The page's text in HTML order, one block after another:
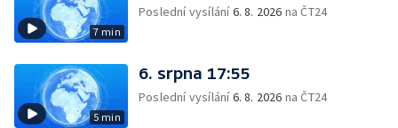
7 min
Poslední vysílání6. 8. 2026 na ČT24
5 min
6. srpna 17:55
Poslední vysílání6. 8. 2026 na ČT24